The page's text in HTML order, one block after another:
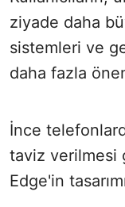
ziyade daha
sistemleri ve
daha fazla
İnce
taviz verilmesi
Edge'in